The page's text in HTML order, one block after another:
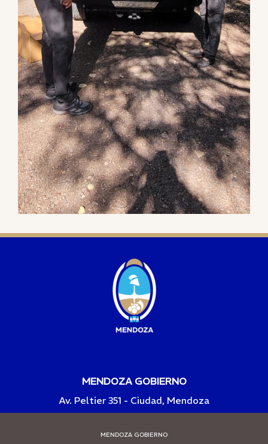
MENDOZA GOBIERNO
Av. Peltier 351 - Ciudad, Mendoza
MENDOZA GOBIERNO